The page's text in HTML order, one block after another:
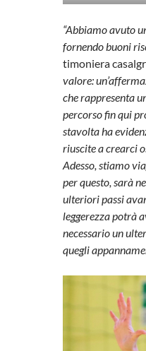
“Abbiamo avuto
fornendo buoni
timoniera
valore:
che rappresenta
percorso fin qui
stavolta ha
riuscite a crearci
Adesso, stiamo
per questo, sarà
ulteriori passi
leggerezza potrà
necessario un
quegli